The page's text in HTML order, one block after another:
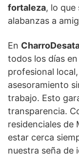
fortaleza, lo
alabanzas a
En
todos los días
profesional
asesoramiento
trabajo. Esto
transparencia.
residenciales de
estar cerca
nuestra seña de